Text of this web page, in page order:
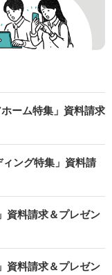
ーム特集」資料請求
ング特集」資料請
資料請求＆プレゼン
資料請求＆プレゼン